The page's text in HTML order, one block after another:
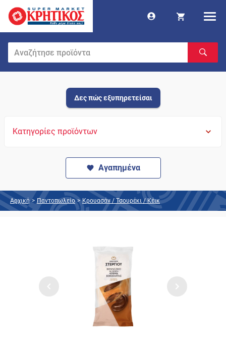
Δες πώς εξυπηρετείσαι
Κατηγορίες προϊόντων
Αγαπημένα
Αρχική > Παντοπωλείο > Κρουασάν / Τσουρέκι / Κέικ